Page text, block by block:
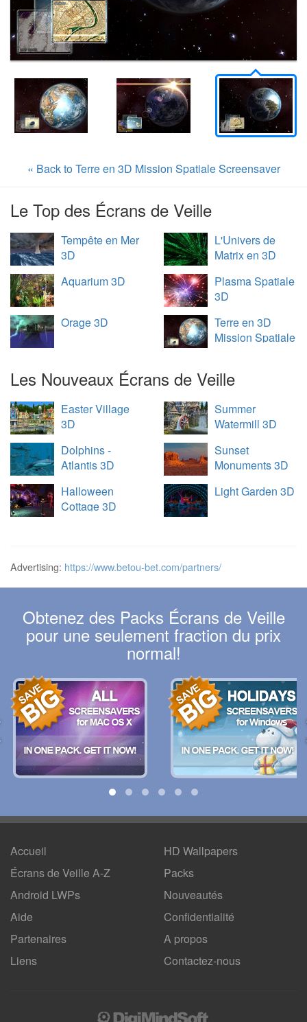
« Back to Terre en 3D Mission Spatiale Screensaver
Le Top des Écrans de Veille
Tempête en Mer
3D
L'Univers de
Matrix en 3D
Aquarium 3D
Plasma Spatiale
3D
Orage 3D
Terre en 3D
Mission Spatiale
Les Nouveaux Écrans de Veille
Easter Village
3D
Summer
Watermill 3D
Dolphins -
Atlantis 3D
Sunset
Monuments 3D
Halloween
Cottage 3D
Light Garden 3D
Advertising: https://www.betou-bet.com/partners/
Obtenez des Packs Écrans de Veille
pour une seulement fraction du prix
normal!
Accueil
Écrans de Veille A-Z
Android LWPs
HD Wallpapers
Packs
Nouveautés
Aide
Partenaires
Liens
Confidentialité
A propos
Contactez-nous